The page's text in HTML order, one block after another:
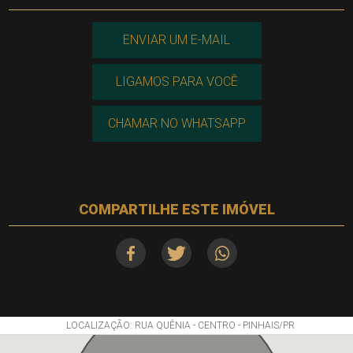
ENVIAR UM E-MAIL
LIGAMOS PARA VOCÊ
CHAMAR NO WHATSAPP
COMPARTILHE ESTE IMÓVEL
LOCALIZAÇÃO: RUA QUÊNIA - CENTRO - PINHAIS/PR